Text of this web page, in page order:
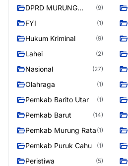
DPRD MURUNG
(9)
FYI (1)
Hukum Kriminal (9)
Lahei (2)
Nasional (27)
Olahraga (1)
Pemkab Barito Utar (1)
Pemkab Barut (14)
Pemkab Murung Rata (1)
Pemkab Puruk Cahu (1)
Peristiwa (5)